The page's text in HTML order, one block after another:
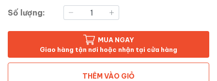
Số lượng:
MUA NGAY
Giao hàng tận nơi hoặc nhận tại cửa hàng
THÊM VÀO GIỎ